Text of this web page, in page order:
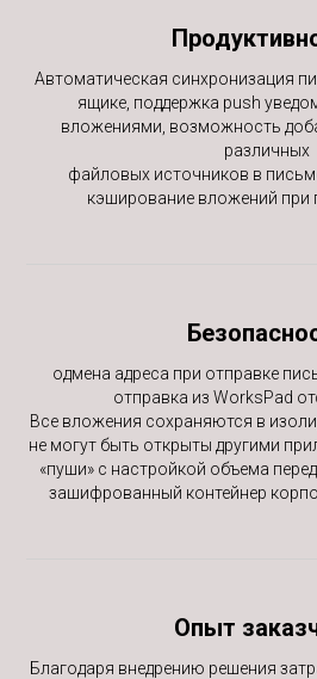
Автоматическая синхронизация
ящике, поддержка push
вложениями, возможность
различных
файловых источников в
кэширование вложений при
одмена адреса при отправке
отправка из WorksPad
Все вложения сохраняются в
не могут быть открыты другими
«пуши» с настройкой объема
зашифрованный контейнер
Опыт
Благодаря внедрению решения